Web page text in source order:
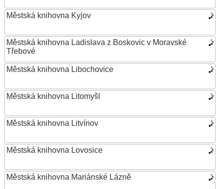
Městská knihovna Kyjov
Městská knihovna Ladislava z Boskovic v Moravské
Třebové
Městská knihovna Libochovice
Městská knihovna Litomyšl
Městská knihovna Litvínov
Městská knihovna Lovosice
Městská knihovna Mariánské Lázně